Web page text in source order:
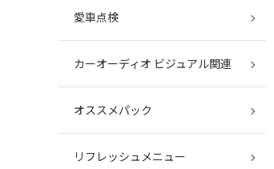
愛車点検
カーオーディオ ビジュアル関連
オススメパック
リフレッシュメニュー